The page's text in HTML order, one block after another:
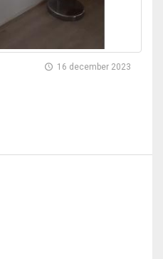
16 december 2023